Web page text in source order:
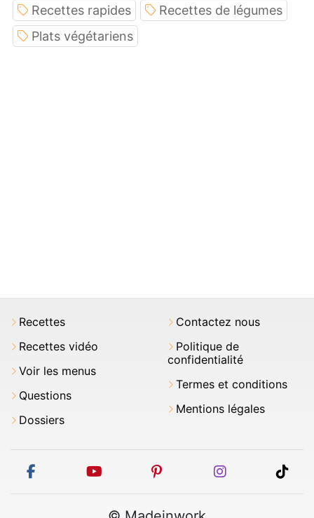
Recettes rapides
Recettes de légumes
Plats végétariens
Recettes
Recettes vidéo
Voir les menus
Questions
Dossiers
Contactez nous
Politique de
confidentialité
Termes et conditions
Mentions légales
facebook youtube pinterest instagram